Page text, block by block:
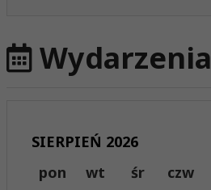
Wydarzenia
SIERPIEŃ 2026
pon
wt śr czw